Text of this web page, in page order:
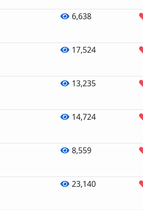
6,638
17,524
13,235
14,724
8,559
23,140